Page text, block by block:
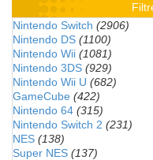
Nintendo Switch (2906)
Nintendo DS (1100)
Nintendo Wii (1081)
Nintendo 3DS (929)
Nintendo Wii U (682)
GameCube (422)
Nintendo 64 (315)
Nintendo Switch 2 (231)
NES (138)
Super NES (137)